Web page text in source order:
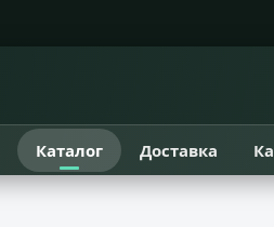
Каталог Доставка